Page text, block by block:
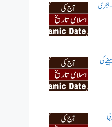
ہجری
کی
عربی